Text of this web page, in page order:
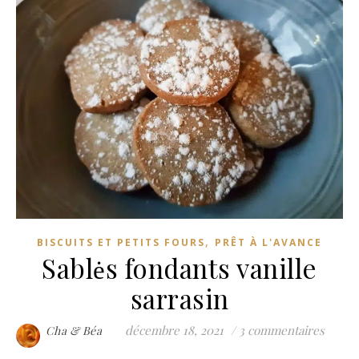
BISCUITS ET PETITS FOURS, PRÊT À L'AVANCE
Sablės fondants vanille
sarrasin
Cha & Béa décembre 18, 2021 / 3 commentaires